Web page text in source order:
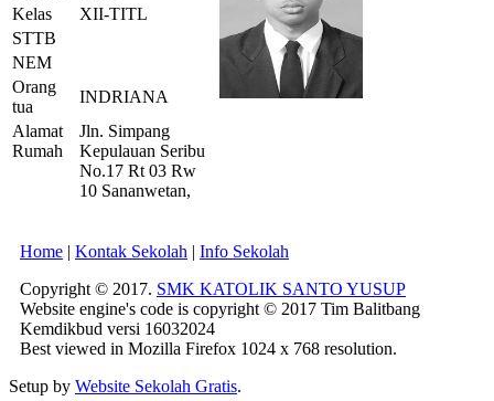
Kelas
XII-TITL
STTB
NEM
Orang
tua
INDRIANA
Alamat
Rumah
Jln. Simpang
Kepulauan Seribu
No.17 Rt 03 Rw
10 Sananwetan,
Home | Kontak Sekolah | Info Sekolah
Copyright © 2017. SMK KATOLIK SANTO YUSUP
Website engine's code is copyright © 2017 Tim Balitbang
Kemdikbud versi 16032024
Best viewed in Mozilla Firefox 1024 x 768 resolution.
Setup by Website Sekolah Gratis.